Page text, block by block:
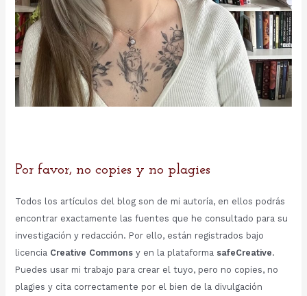
Por favor, no copies y no plagies
Todos los artículos del blog son de mi autoría, en ellos podrás
encontrar exactamente las fuentes que he consultado para su
investigación y redacción. Por ello, están registrados bajo
licencia Creative Commonsy en la plataforma safeCreative.
Puedes usar mi trabajo para crear el tuyo, pero no copies, no
plagies y cita correctamente por el bien de la divulgación